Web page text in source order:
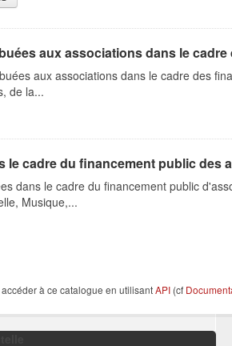
aux associations dans le
aux associations dans le cadre des
de la...
le cadre du financement public des
dans le cadre du financement public
Musique,...
à ce catalogue en utilisantAPI (cf